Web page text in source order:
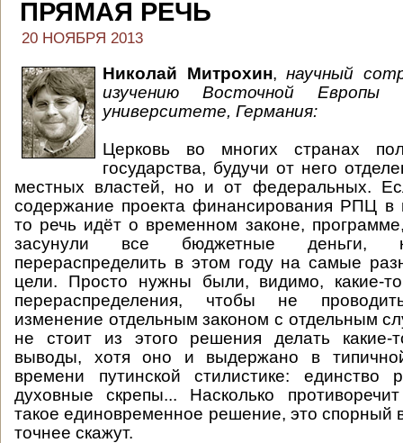
ПРЯМАЯ РЕЧЬ
20 НОЯБРЯ 2013
Николай Митрохин,научный
изучению Восточной Европы
университете, Германия:
Церковь во многих странах
государства, будучи от него
местных властей, но и от федеральных.
содержание проекта финансирования РПЦ в
то речь идёт о временном законе,
засунули все бюджетные деньги,
перераспределить в этом году на самые
цели. Просто нужны были, видимо, какие-
перераспределения, чтобы не
изменение отдельным законом с отдельным
не стоит из этого решения делать какие-
выводы, хотя оно и выдержано в
времени путинской стилистике: единство
духовные скрепы... Насколько
такое единовременное решение, это спорный
точнее скажут.